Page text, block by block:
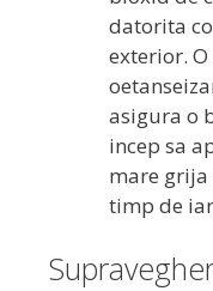
datorita
exterior.
asigura o
incep sa
mare
timp de